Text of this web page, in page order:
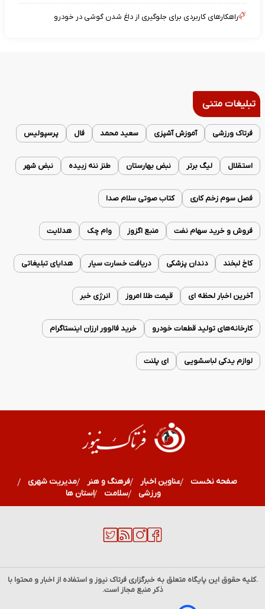
راهکارهای کاربردی برای جلوگیری از داغ شدن گوشی در خودرو
تبلیغات متنی
فرتاک ورزشی آموزش آشپزی سعید محمد فال پرسپولیس
استقلال لیگ برتر نبض بهارستان طنز ننه زبیده نبض شهر
فصل سوم زخم کاری کتاب صوتی سلام صدا
فروش و خرید سهام نفت منبع اگزوز وام چک هدلایت
کاخ لبخند دندان پزشکی دریافت خسارت سیار هدایای تبلیغاتی
آخرین اخبار لحظه ای قیمت طلا امروز انرژی خبر
کارخانه‌های تولید قطعات خودرو خرید فالوور ارزان اینستاگرام
لوازم یدکی لباسشویی ای پلنت
صفحه نخست عناوین اخبار فرهنگ و هنر
مدیریت شهری
ورزشی سلامت استان ها
.کلیه حقوق این پایگاه متعلق به خبرگزاریفرتاک نیوز و استفاده از اخبار و محتوا با
ذکر منبع مجاز است.